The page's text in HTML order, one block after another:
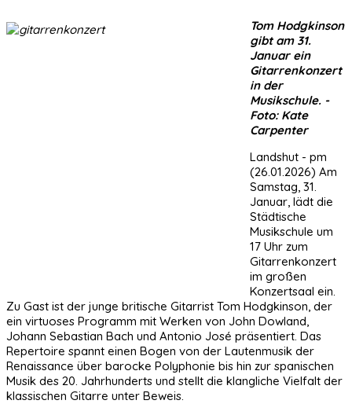
Tom Hodgkinson
gibt am 31.
Januar ein
Gitarrenkonzert
in der
Musikschule. -
Foto: Kate
Carpenter
Landshut - pm
(26.01.2026) Am
Samstag, 31.
Januar, lädt die
Städtische
Musikschule um
17 Uhr zum
Gitarrenkonzert
im großen
Konzertsaal ein.
Zu Gast ist der junge britische Gitarrist Tom Hodgkinson, der
ein virtuoses Programm mit Werken von John Dowland,
Johann Sebastian Bach und Antonio José präsentiert. Das
Repertoire spannt einen Bogen von der Lautenmusik der
Renaissance über barocke Polyphonie bis hin zur spanischen
Musik des 20. Jahrhunderts und stellt die klangliche Vielfalt der
klassischen Gitarre unter Beweis.